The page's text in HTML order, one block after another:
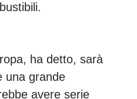
ha detto, sarà
una grande
avere serie